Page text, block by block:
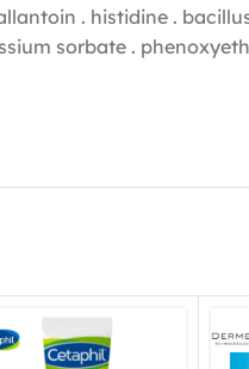
. histidine .
sorbate .